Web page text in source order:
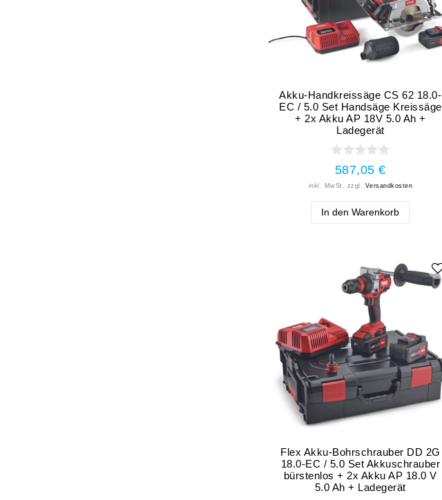
Akku-Handkreissäge CS 62 18.0-
EC / 5.0 Set Handsäge Kreissäge
+ 2x Akku AP 18V 5.0 Ah +
Ladegerät
587,05 €
inkl. MwSt. zzgl. Versandkosten
In den Warenkorb
Flex Akku-Bohrschrauber DD 2G
18.0-EC / 5.0 Set Akkuschrauber
bürstenlos + 2x Akku AP 18.0 V
5.0 Ah + Ladegerät